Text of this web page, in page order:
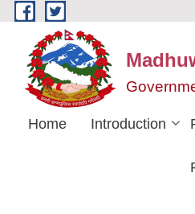
Skip to main content
Home Introduction